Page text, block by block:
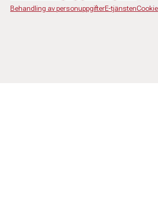
Behandling av personuppgifterE-tjänsten